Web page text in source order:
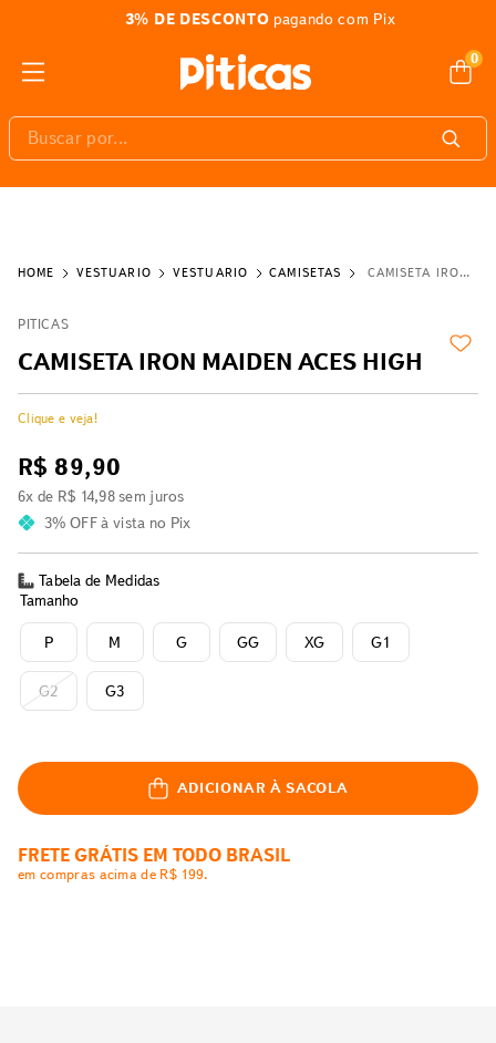
3% DE DESCONTO pagando com Pix
0
Buscar por...
VESTUÁRIO VESTUÁRIO CAMISETAS CAMISETA IRON MAIDEN ACES HIGH
PITICAS
CAMISETA IRON MAIDEN ACES HIGH
Clique e veja!
R$ 89,90
6x de R$ 14,98sem juros
3% OFFà vista no Pix
Tabela de Medidas
Tamanho
P G
M GG XG
G3
G2
G1
ADICIONAR À SACOLA
FRETE GRÁTIS EM TODO BRASIL
em compras acima de R$ 199.